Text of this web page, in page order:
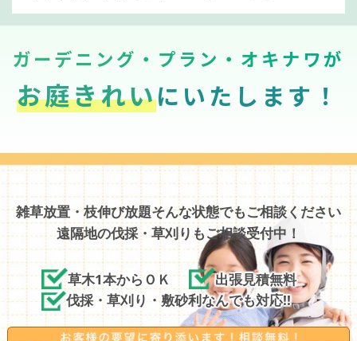
ガーデニング・プラン・オキナワが
お庭きれいにいたします！
雑草放置・枝伸び放題そんな状態でもご相談ください
遠隔地の伐採・草刈りもご相談受付中！
草木1本からＯＫ
出張見積無料
伐採・草刈り・敷砂利なんでも対応!!